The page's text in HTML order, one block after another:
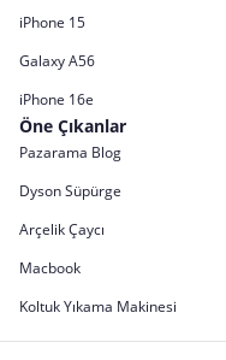
iPhone 15
Galaxy A56
iPhone 16e
Öne Çıkanlar
Pazarama Blog
Dyson Süpürge
Arçelik Çaycı
Macbook
Koltuk Yıkama Makinesi